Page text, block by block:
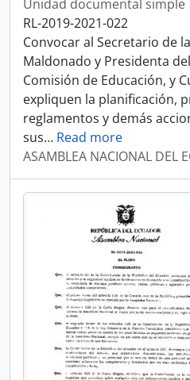
Unidad documental simple
RL-2019-2021-022
Convocar al Secretario de la
Maldonado y Presidenta
Comisión de Educación, y
expliquen la planificación,
reglamentos y demás
sus… Read more
ASAMBLEA NACIONAL DEL